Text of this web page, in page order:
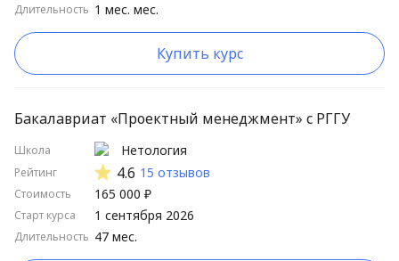
Длительность 1 мес. мес.
Купить курс
Бакалавриат «Проектный менеджмент» с РГГУ
Школа
Рейтинг
Стоимость
Старт курса
Длительность
Нетология
4.6 15 отзывов
165 000 ₽
47 мес.
1 сентября 2026